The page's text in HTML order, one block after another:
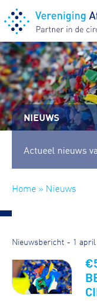
NIEUWS
Actueel nieuws
Home » Nieuws
Nieuwsbericht - 1 april